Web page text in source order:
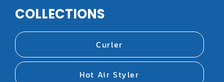
COLLECTIONS
Curler
Hot Air Styler